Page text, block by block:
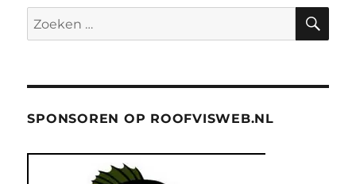
Zoeken
naar:
SPONSOREN OP ROOFVISWEB.NL